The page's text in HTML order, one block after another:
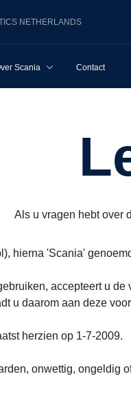
NETHERLANDS
Scania Contact
Als u vragen hebt over
hierna 'Scania'
accepteert u
u daarom aan deze
herzien op 1-7-2009.
onwettig, ongeldig